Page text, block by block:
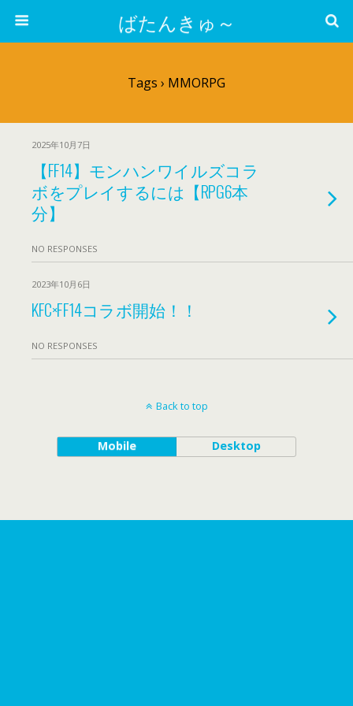
ばたんきゅ～
Tags › MMORPG
2025年10月7日
【FF14】モンハンワイルズコラ
ボをプレイするには【RPG6本
分】
NO RESPONSES
2023年10月6日
KFC×FF14コラボ開始！！
NO RESPONSES
Back to top
Mobile Desktop